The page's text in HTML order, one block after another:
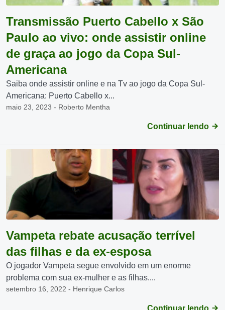
Transmissão Puerto Cabello x São
Paulo ao vivo: onde assistir online
de graça ao jogo da Copa Sul-
Americana
Saiba onde assistir online e na Tv ao jogo da Copa Sul-
Americana: Puerto Cabello x...
maio 23, 2023 - Roberto Mentha
Continuar lendo
Vampeta rebate acusação terrível
das filhas e da ex-esposa
O jogador Vampeta segue envolvido em um enorme
problema com sua ex-mulher e as filhas....
setembro 16, 2022 - Henrique Carlos
Continuar lendo